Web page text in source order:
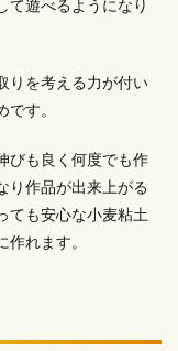
て遊べるようになり
りを考える力が付い
す。
びも良く何度でも作
り作品が出来上がる
ても安心な小麦粘土
れます。